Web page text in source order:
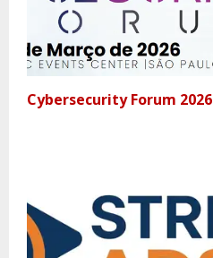
Cybersecurity Forum 2026